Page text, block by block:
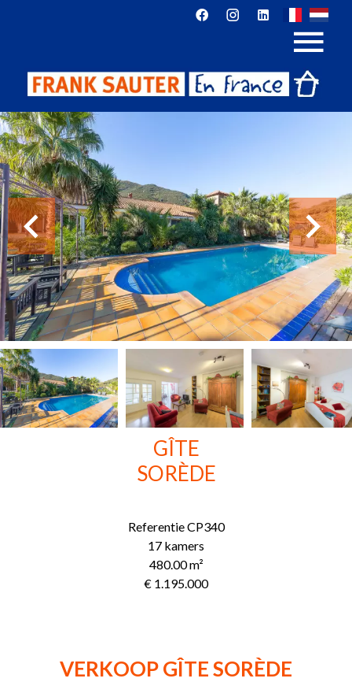
GÎTE
SORÈDE
ReferentieCP340
17 kamers
480.00m²
€ 1.195.000
VERKOOP GÎTE SORÈDE